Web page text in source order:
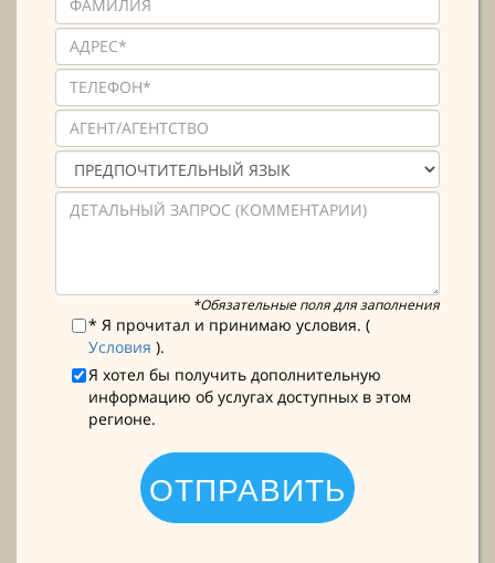
*Обязательные поля для заполнения
* Я прочитал и принимаю условия. (
Условия ).
Я хотел бы получить дополнительную
информацию об услугах доступных в этом
регионе.